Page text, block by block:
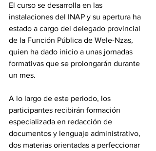
El curso se desarrolla en las
instalaciones del INAP y su apertura ha
estado a cargo del delegado provincial
de la Función Pública de Wele-Nzas,
quien ha dado inicio a unas jornadas
formativas que se prolongarán durante
un mes.
A lo largo de este periodo, los
participantes recibirán formación
especializada en redacción de
documentos y lenguaje administrativo,
dos materias orientadas a perfeccionar